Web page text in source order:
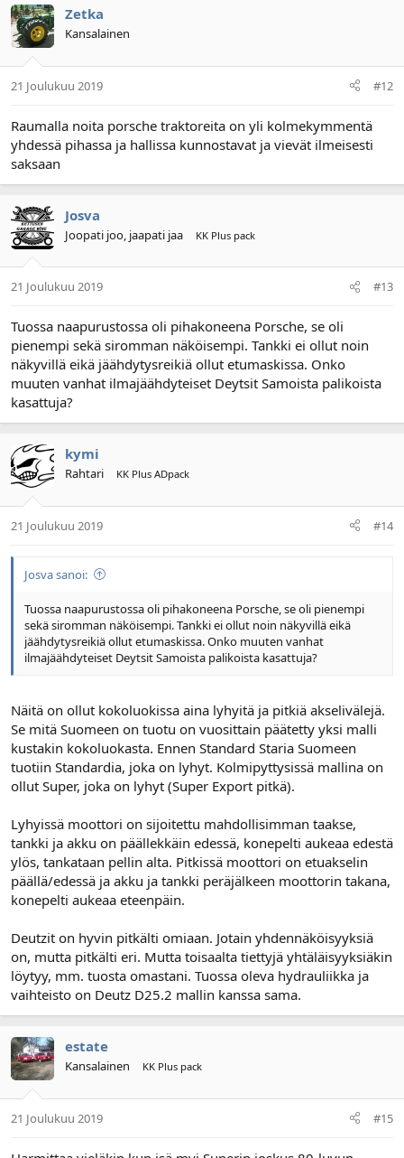
Zetka
Kansalainen
21 Joulukuu 2019 #12
Raumalla noita porsche traktoreita on yli kolmekymmentä
yhdessä pihassa ja hallissa kunnostavat ja vievät ilmeisesti
saksaan
Josva
Joopati joo, jaapati jaa KK Plus pack
21 Joulukuu 2019 #13
Tuossa naapurustossa oli pihakoneena Porsche, se oli
pienempi sekä siromman näköisempi. Tankki ei ollut noin
näkyvillä eikä jäähdytysreikiä ollut etumaskissa. Onko
muuten vanhat ilmajäähdyteiset Deytsit Samoista palikoista
kasattuja?
kymi
Rahtari KK Plus ADpack
21 Joulukuu 2019 #14
Josva sanoi:
Tuossa naapurustossa oli pihakoneena Porsche, se oli pienempi
sekä siromman näköisempi. Tankki ei ollut noin näkyvillä eikä
jäähdytysreikiä ollut etumaskissa. Onko muuten vanhat
ilmajäähdyteiset Deytsit Samoista palikoista kasattuja?
Näitä on ollut kokoluokissa aina lyhyitä ja pitkiä akselivälejä.
Se mitä Suomeen on tuotu on vuosittain päätetty yksi malli
kustakin kokoluokasta. Ennen Standard Staria Suomeen
tuotiin Standardia, joka on lyhyt. Kolmipyttysissä mallina on
ollut Super, joka on lyhyt (Super Export pitkä).
Lyhyissä moottori on sijoitettu mahdollisimman taakse,
tankki ja akku on päällekkäin edessä, konepelti aukeaa edestä
ylös, tankataan pellin alta. Pitkissä moottori on etuakselin
päällä/edessä ja akku ja tankki peräjälkeen moottorin takana,
konepelti aukeaa eteenpäin.
Deutzit on hyvin pitkälti omiaan. Jotain yhdennäköisyyksiä
on, mutta pitkälti eri. Mutta toisaalta tiettyjä yhtäläisyyksiäkin
löytyy, mm. tuosta omastani. Tuossa oleva hydrauliikka ja
vaihteisto on Deutz D25.2 mallin kanssa sama.
estate
Kansalainen KK Plus pack
21 Joulukuu 2019 #15